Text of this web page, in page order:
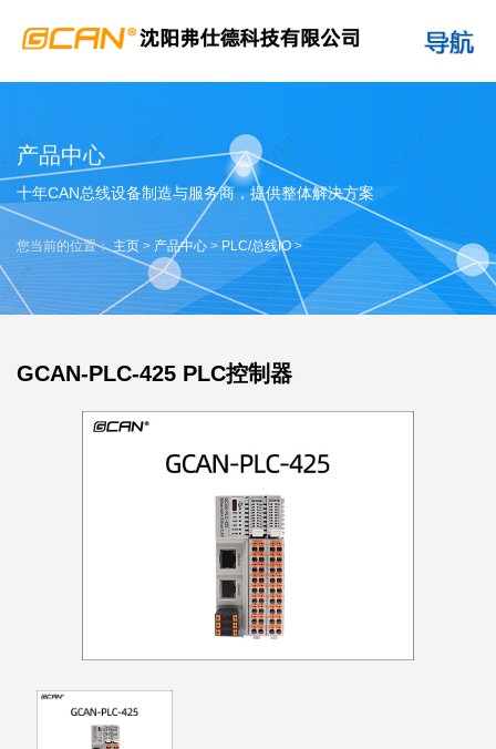
产品中心
十年CAN总线设备制造与服务商，提供整体解决方案
您当前的位置：主页 > 产品中心 > PLC/总线IO>
GCAN-PLC-425 PLC控制器